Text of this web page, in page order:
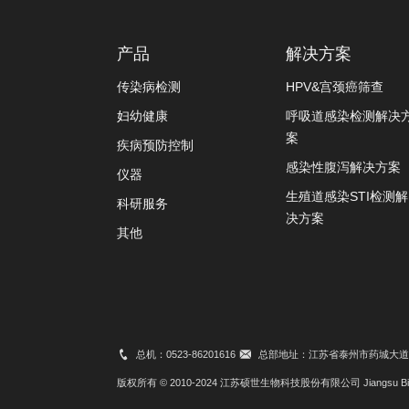
产品
传染病检测
妇幼健康
疾病预防控制
仪器
科研服务
其他
解决方案
HPV&宫颈癌筛查
呼吸道感染检测解决
案
感染性腹泻解决方案
生殖道感染STI检测解
决方案
总机：0523-86201616 总部地址：江苏省泰州市药城大
版权所有 © 2010-2024 江苏硕世生物科技股份有限公司 Jiangsu